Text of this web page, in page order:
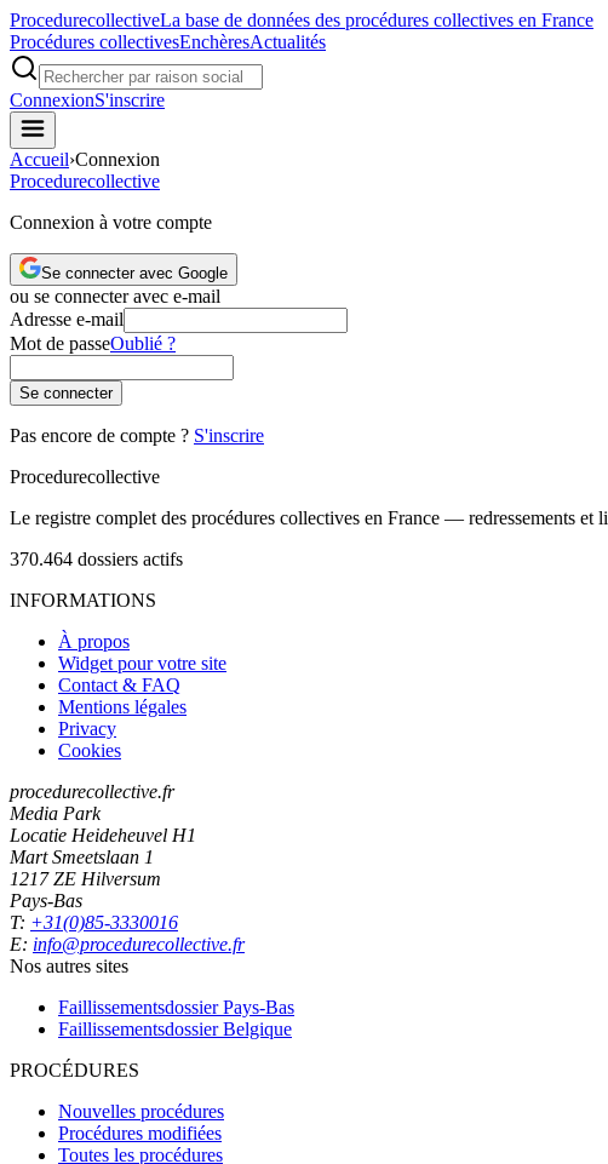
ProcedurecollectiveLa base de données des procédures collectives en France
Procédures collectivesEnchèresActualités
ConnexionS'inscrire
Accueil›Connexion
Procedurecollective
Connexion à votre compte
Se connecter avec Google
ou se connecter avec e-mail
Adresse e-mail
Mot de passeOublié ?
Se connecter
Pas encore de compte ? S'inscrire
Procedurecollective
Le registre complet des procédures collectives en France — redressements et
370.464 dossiers actifs
INFORMATIONS
À propos
Widget pour votre site
Contact & FAQ
Mentions légales
Privacy
Cookies
procedurecollective.fr
Media Park
Locatie Heideheuvel H1
Mart Smeetslaan 1
1217 ZE Hilversum
Pays-Bas
T: +31(0)85-3330016
E: info@procedurecollective.fr
Nos autres sites
Faillissementsdossier Pays-Bas
Faillissementsdossier Belgique
PROCÉDURES
Nouvelles procédures
Procédures modifiées
Toutes les procédures